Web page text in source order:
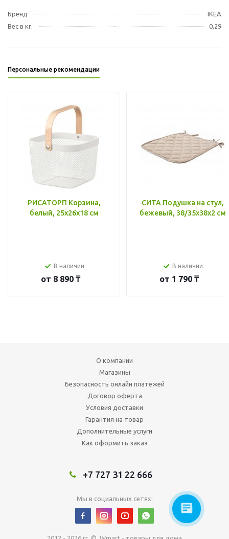
Бренд
IKEA
Вес в кг.
0,29
Персональные рекомендации
РИСАТОРП Корзина,
белый, 25x26x18 см
В наличии
от 8 890 ₸
СИТА Подушка на стул,
бежевый, 38/35x38x2 см
В наличии
от 1 790 ₸
О компании
Магазины
Безопасность онлайн платежей
Договор оферта
Условия доставки
Гарантия на товар
Дополнительные услуги
Как оформить заказ
+7 727 31 22 666
Мы в социальных сетях: